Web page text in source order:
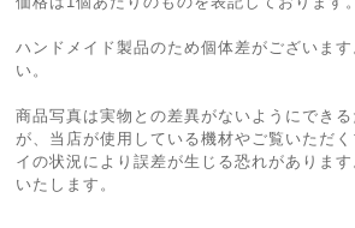
ハンドメイド製品のため個体差がございま
い。
商品写真は実物との差異がないようにでき
が、当店が使用している機材やご覧いただ
イの状況により誤差が生じる恐れがありま
いたします。